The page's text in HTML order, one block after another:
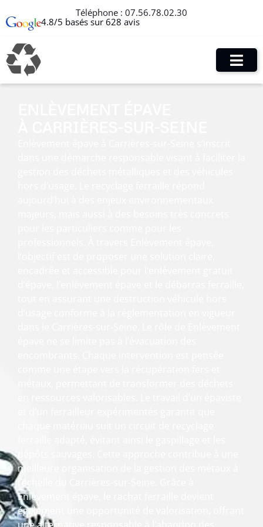
Téléphone : 07.56.78.02.30
4.8/5 basés sur 628 avis
meilleure organisation de la gestion des métaux à
l’échelle du Carrières-sur-Seine. Grâce à
Enlèvement épave, le rachat ferraille devient
également une opportunité de valorisation, offrant